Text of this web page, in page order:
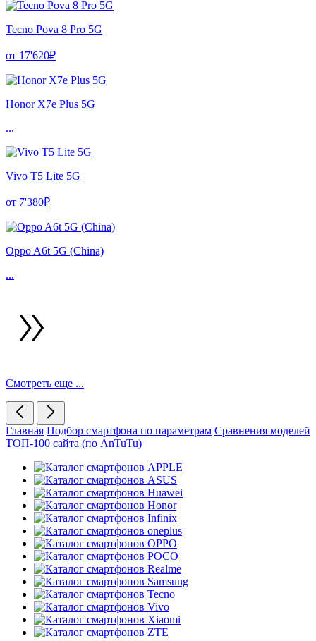
Tecno Pova 8 Pro 5G
от 17'620₽
Honor X7e Plus 5G
...
Vivo T5 Lite 5G
от 7'380₽
Oppo A6t 5G (China)
...
Смотреть еще ...
Главная Подбор смартфона по параметрам Сравнения моделей
ТОП-100 сайта (по AnTuTu)